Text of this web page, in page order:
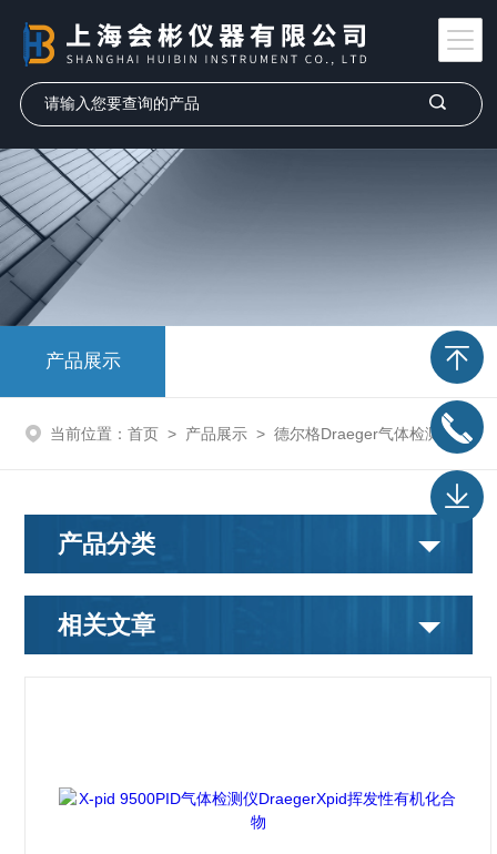
产品展示
当前位置： 首页 > 产品展示 > 德尔格Draeger气体检测仪>
产品分类
相关文章